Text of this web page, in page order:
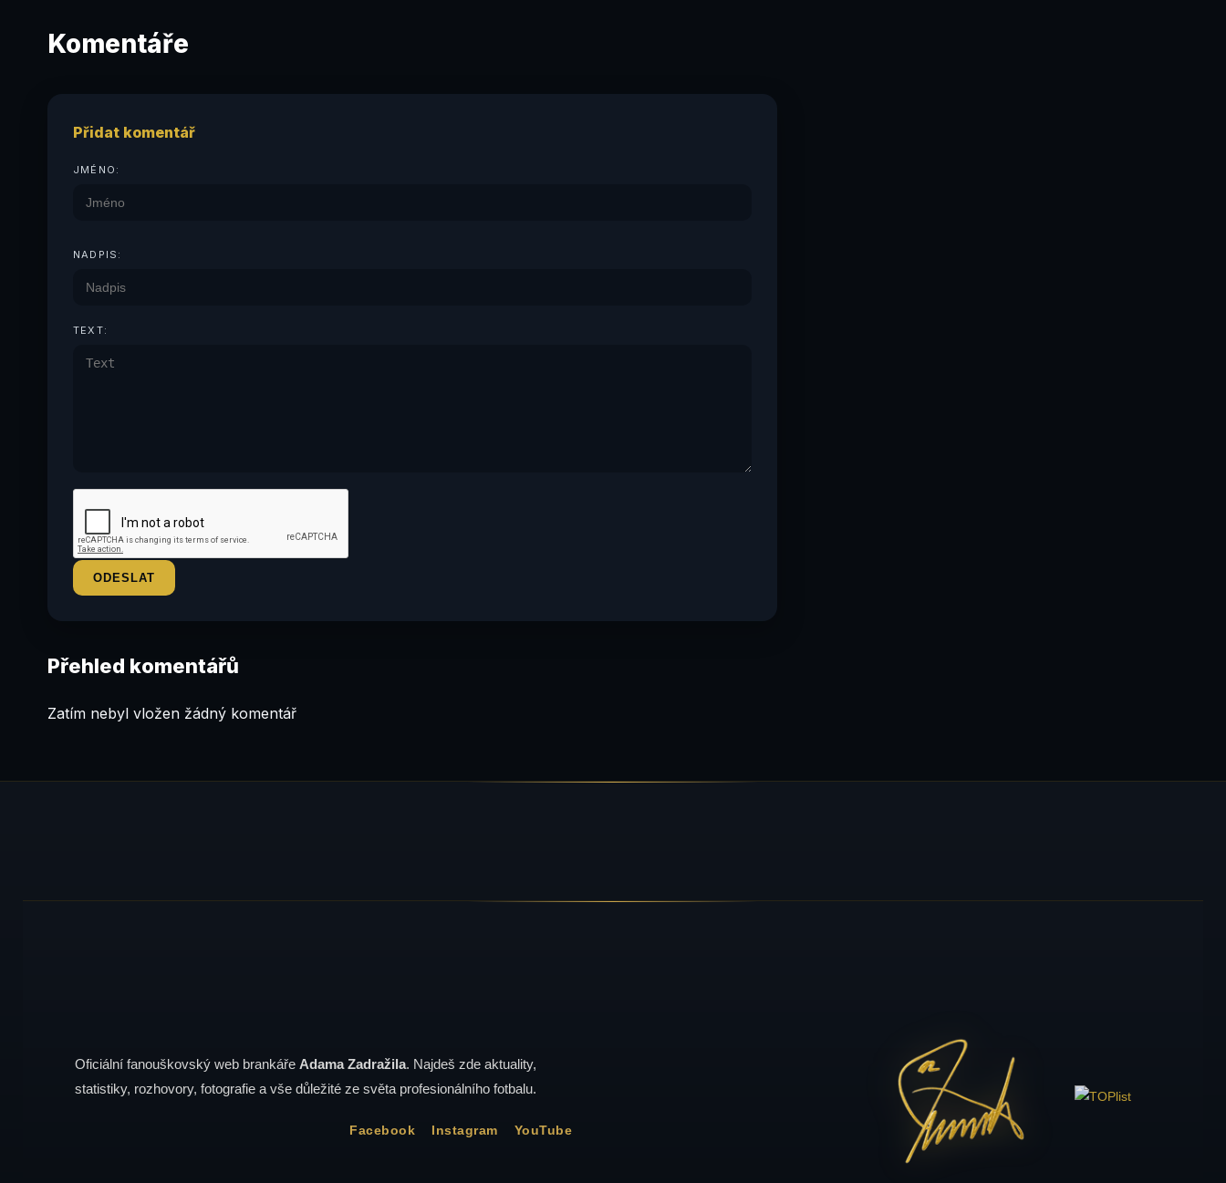
Komentáře
Přidat komentář
JMÉNO:
NADPIS:
TEXT:
Přehled komentářů
Zatím nebyl vložen žádný komentář
Oficiální fanouškovský web brankáře Adama Zadražila. Najdeš zde aktuality,
statistiky, rozhovory, fotografie a vše důležité ze světa profesionálního fotbalu.
Facebook Instagram YouTube